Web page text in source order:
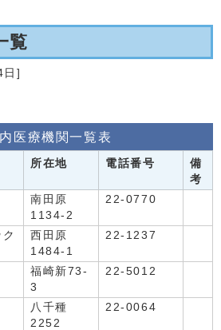
覧
]
医療機関一覧表
所在地 電話番号
備
考
南田原
1134-2
22-0770
西田原
1484-1
22-1237
福崎新73-
3
22-5012
八千種
2252
22-0064